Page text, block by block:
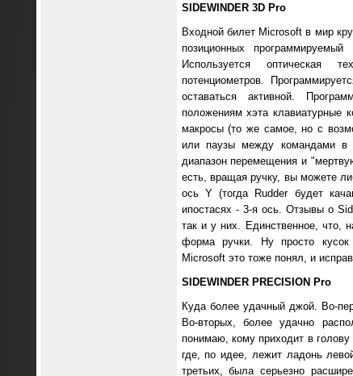
SIDEWINDER 3D Pro
Входной билет Microsoft в мир
позиционных
Используется оптическая
потенциометров.
оставаться активной.
положениям хэта клавиатурные
макросы (то же самое, но с
или паузы между командами в
диапазон перемещения и
есть, вращая ручку, вы можете
ось Y (тогда Rudder будет
ипостасях - 3-я ось. Отзывы о
так и у них. Единственное, что,
форма ручки. Ну просто кусок
Microsoft это тоже понял, и
SIDEWINDER PRECISION Pro
Куда более удачный джой. Во-
Во-вторых, более удачно
понимаю, кому приходит в
где, по идее, лежит ладонь
третьих, была серьезно